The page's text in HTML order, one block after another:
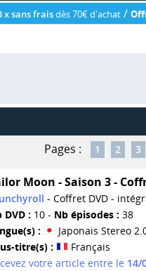
x sans fraisdès 70€ d'achat /
Pages : 1 2 3
Moon - Saison 3 -
- Coffret DVD -
DVD : 10 - Nb épisodes : 38
:
Japonais Stereo
titre(s) :
Français
votre article entre le 14/